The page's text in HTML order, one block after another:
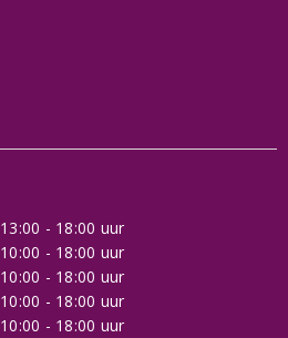
13:00 - 18:00 uur
10:00 - 18:00 uur
10:00 - 18:00 uur
10:00 - 18:00 uur
10:00 - 18:00 uur